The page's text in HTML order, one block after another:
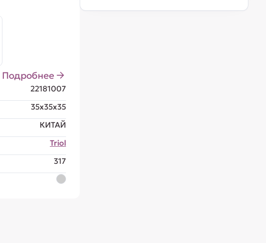
Подробнее
22181007
35x35x35
КИТАЙ
Triol
317